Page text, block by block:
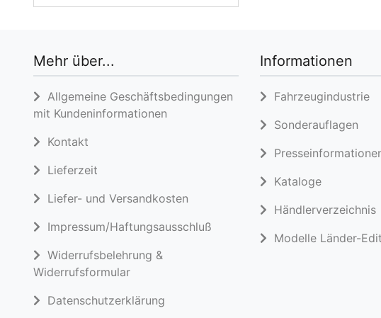
Mehr über...
Allgemeine Geschäftsbedingungen
mit Kundeninformationen
Kontakt
Lieferzeit
Liefer- und Versandkosten
Impressum/Haftungsausschluß
Widerrufsbelehrung &
Widerrufsformular
Datenschutzerklärung
Informationen
Fahrzeugindustrie
Sonderauflagen
Kataloge
Händlerverzeichnis
Modelle Länder-